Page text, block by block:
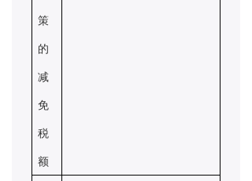
策
的
减
免
税
额